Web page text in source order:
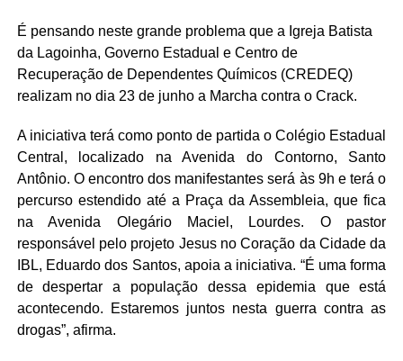
É pensando neste grande problema que a Igreja Batista
da Lagoinha, Governo Estadual e Centro de
Recuperação de Dependentes Químicos (CREDEQ)
realizam no dia 23 de junho a Marcha contra o Crack.
A iniciativa terá como ponto de partida o Colégio Estadual
Central, localizado na Avenida do Contorno, Santo
Antônio. O encontro dos manifestantes será às 9h e terá o
percurso estendido até a Praça da Assembleia, que fica
na Avenida Olegário Maciel, Lourdes. O pastor
responsável pelo projeto Jesus no Coração da Cidade da
IBL, Eduardo dos Santos, apoia a iniciativa. “É uma forma
de despertar a população dessa epidemia que está
acontecendo. Estaremos juntos nesta guerra contra as
drogas”, afirma.